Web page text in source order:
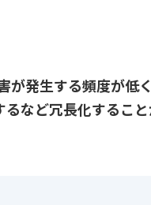
が発生する頻度が低
など冗長化するこ